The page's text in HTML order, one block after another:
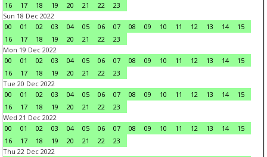
16
17 18 19 20 21 22
23
Sun 18 Dec 2022
00
01 02 03 04 05 06 07 08 09 10 11 12 13 14
15
16
17 18 19 20 21 22
23
Mon 19 Dec 2022
00
01 02 03 04 05 06 07 08 09 10 11 12 13 14
15
16
17 18 19 20 21 22
23
Tue 20 Dec 2022
00
01 02 03 04 05 06 07 08 09 10 11 12 13 14
15
16
17 18 19 20 21 22
23
Wed 21 Dec 2022
00
01 02 03 04 05 06 07 08 09 10 11 12 13 14
15
16
17 18 19 20 21 22
23
Thu 22 Dec 2022